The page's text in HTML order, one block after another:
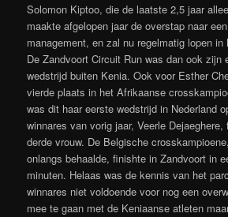
Solomon Kiptoo, die de laatste 2,5 jaar
maakte afgelopen jaar de overstap naar
management, en zal nu regelmatig lopen
De Zandvoort Circuit Run was dan ook zijn
wedstrijd buiten Kenia. Ook voor Esther
vierde plaats in het Afrikaanse
was dit haar eerste wedstrijd in Nederland
winnares van vorig jaar, Veerle
derde vrouw. De Belgische
onlangs behaalde, finishte in Zandvoort in
minuten. Helaas was de kennis van het
winnares niet voldoende voor nog een
mee te gaan met de Keniaanse atleten